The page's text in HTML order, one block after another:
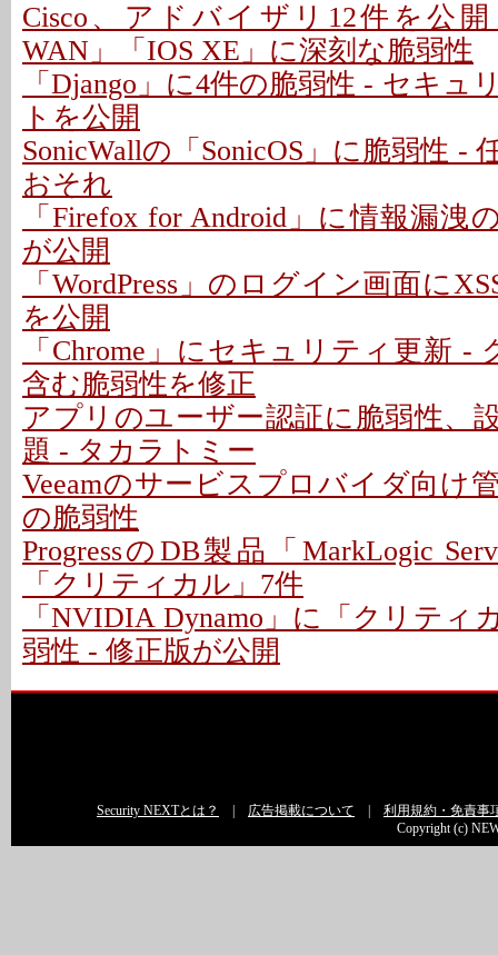
Cisco、アドバイザリ12件を公開
WAN」「IOS XE」に深刻な脆弱性
「Django」に4件の脆弱性 - セキュ
トを公開
SonicWallの「SonicOS」に脆弱性 -
おそれ
「Firefox for Android」に情報漏洩
が公開
「WordPress」のログイン画面に
を公開
「Chrome」にセキュリティ更新 -
含む脆弱性を修正
アプリのユーザー認証に脆弱性、
題 - タカラトミー
Veeamのサービスプロバイダ向け
の脆弱性
ProgressのDB製品「MarkLogic
「クリティカル」7件
「NVIDIA Dynamo」に「クリティ
弱性 - 修正版が公開
Security NEXTとは？ 広告掲載について
利用規約・免責事
Copyright (c)